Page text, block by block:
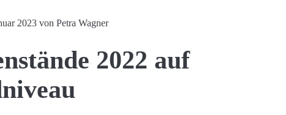
2023 vonPetra Wagner
2022 auf